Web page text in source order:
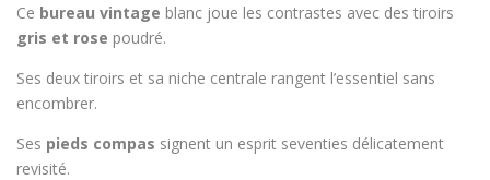
Ce bureau vintage blanc joue les contrastes avec des tiroirs
gris et rose poudré.
Ses deux tiroirs et sa niche centrale rangent l’essentiel sans
encombrer.
Ses pieds compas signent un esprit seventies délicatement
revisité.